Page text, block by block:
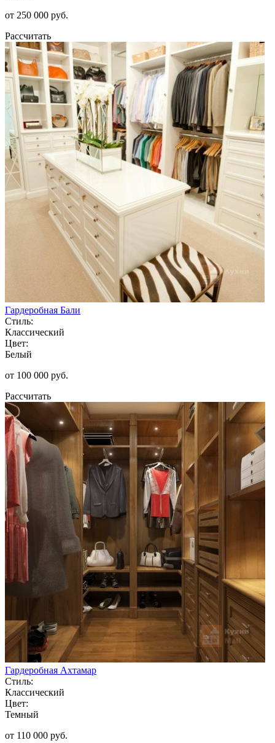
от 250 000 руб.
Рассчитать
Гардеробная Бали
Стиль:
Классический
Цвет:
Белый
от 100 000 руб.
Рассчитать
Гардеробная Ахтамар
Стиль:
Классический
Цвет:
Темный
от 110 000 руб.